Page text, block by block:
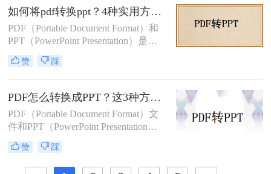
如何将pdf转换ppt？4种实用方法解析！
PDF（Portable Document Format）和
PPT（PowerPoint Presentation）是两
种常见的文件格式，分别用于文档存
储和演示文稿制作。在某些情况下，
式，以便在演示文稿中使用或进行进
一步编辑。那么如何将pdf转换ppt
呢？本文将详细介绍几种将PDF转换
为PPT的方法，帮助您高效地完成这
一任务。
赞 踩
PDF怎么转换成PPT？这3种方法教会你！
PDF（Portable Document Format）文
件和PPT（PowerPoint Presentation）
文件在日常办公和学习中都有着广泛
的应用。有时，我们需要将PDF文件
转换为PPT格式，以便进行编辑、修
赞 踩